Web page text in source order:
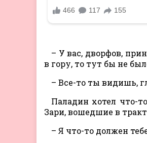
– У вас, дворфов,
в гору, то тут бы не
– Все-то ты видишь,
Паладин хотел что-
Зари, вошедшие в
– Я что-то должен